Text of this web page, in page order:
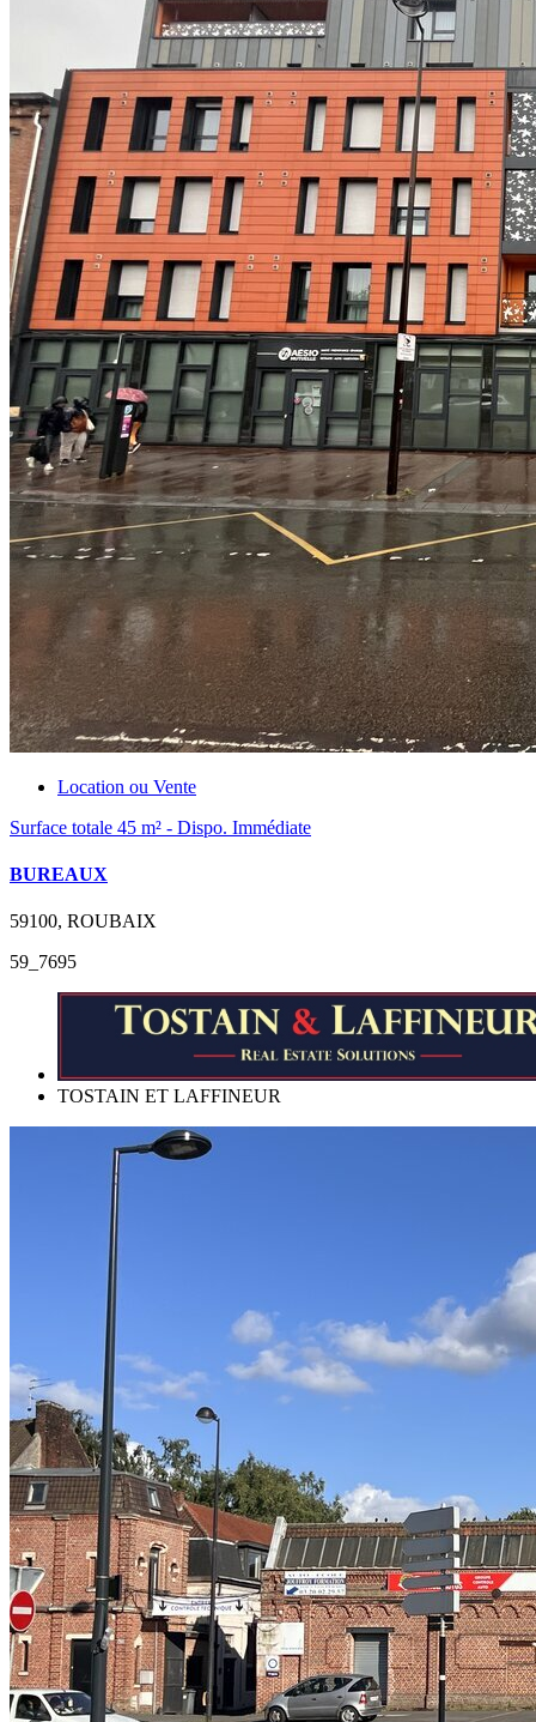
Location ou Vente
Surface totale 45 m² - Dispo. Immédiate
BUREAUX
59100, ROUBAIX
59_7695
TOSTAIN ET LAFFINEUR